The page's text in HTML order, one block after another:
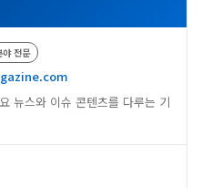
야 전문
뉴스와 이슈 콘텐츠를 다루는 기